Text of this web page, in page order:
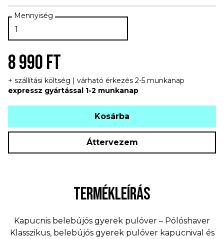
8 990 FT
+ szállítási költség | várható érkezés 2-5 munkanap
expressz gyártással 1-2 munkanap
Kosárba
Áttervezem
TERMÉKLEÍRÁS
Kapucnis belebújós gyerek pulóver – Pólóshaver
Klasszikus, belebújós gyerek pulóver kapucnival és